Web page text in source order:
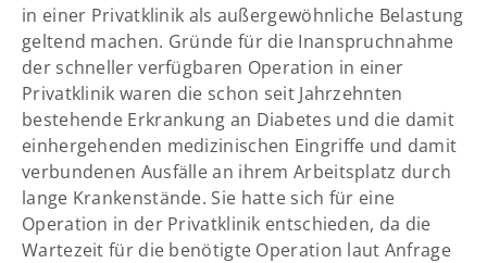
Drop us a line
info@yourdomain.com
in einer Privatklinik als außergewöhnliche Belastung
geltend machen. Gründe für die Inanspruchnahme
der schneller verfügbaren Operation in einer
Privatklinik waren die schon seit Jahrzehnten
bestehende Erkrankung an Diabetes und die damit
einhergehenden medizinischen Eingriffe und damit
verbundenen Ausfälle an ihrem Arbeitsplatz durch
lange Krankenstände. Sie hatte sich für eine
Operation in der Privatklinik entschieden, da die
Wartezeit für die benötigte Operation laut Anfrage